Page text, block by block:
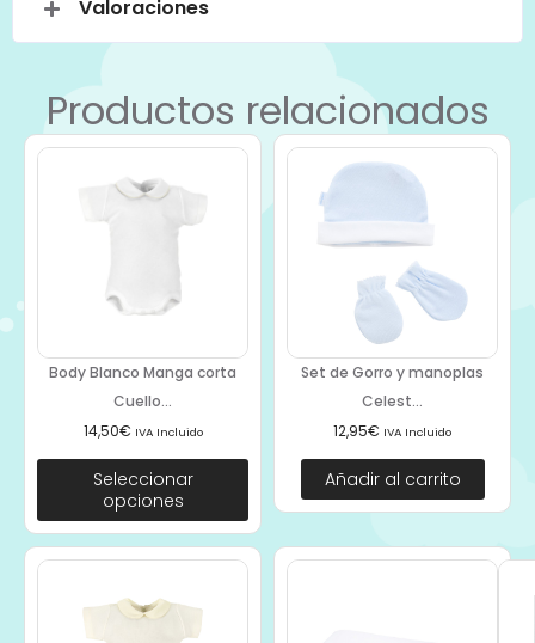
Valoraciones
Productos relacionados
Body Blanco Manga corta
Cuello...
14,50€ IVA Incluido
Seleccionar
opciones
Set de Gorro y manoplas
Celest...
12,95€ IVA Incluido
Añadir al carrito